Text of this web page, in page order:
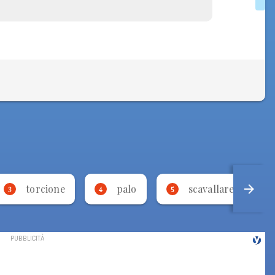
3 torcione 4 palo 5 scavallare